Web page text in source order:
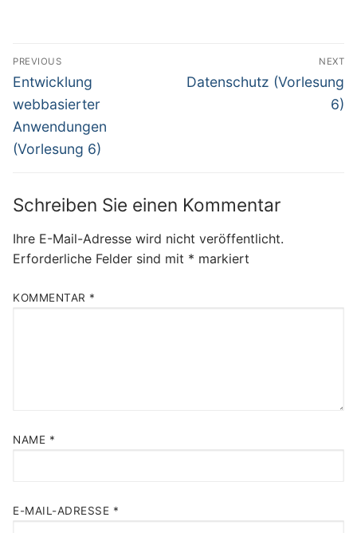
Beitragsnavigation
PREVIOUS
Previous
post:
Entwicklung
webbasierter
Anwendungen
(Vorlesung 6)
NEXT
Next
Datenschutz (Vorlesung
6)
Schreiben Sie einen Kommentar
Ihre E-Mail-Adresse wird nicht veröffentlicht.
Erforderliche Felder sind mit * markiert
KOMMENTAR *
NAME *
E-MAIL-ADRESSE *